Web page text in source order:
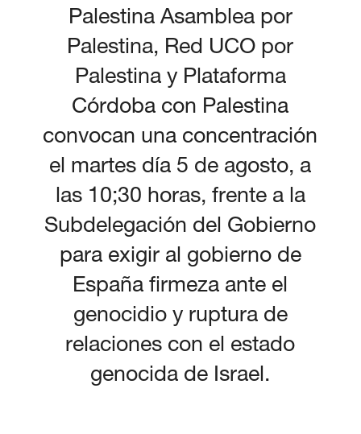
Palestina Asamblea por
Palestina, Red UCO por
Palestina y Plataforma
Córdoba con Palestina
convocan una concentración
el martes día 5 de agosto, a
las 10;30 horas, frente a la
Subdelegación del Gobierno
para exigir al gobierno de
España firmeza ante el
genocidio y ruptura de
relaciones con el estado
genocida de Israel.